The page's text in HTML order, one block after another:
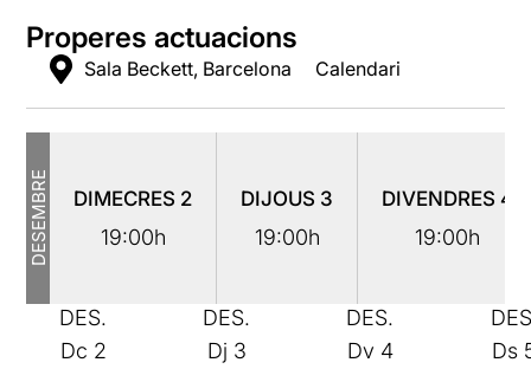
Properes actuacions
Sala Beckett, Barcelona Calendari
DESEMBRE DIMECRES 2
19:00h
DIJOUS 3
19:00h
DIVENDRES4
19:00h
DES.
Dc 2
DES.
Dj 3
DES.
Dv 4
Ds